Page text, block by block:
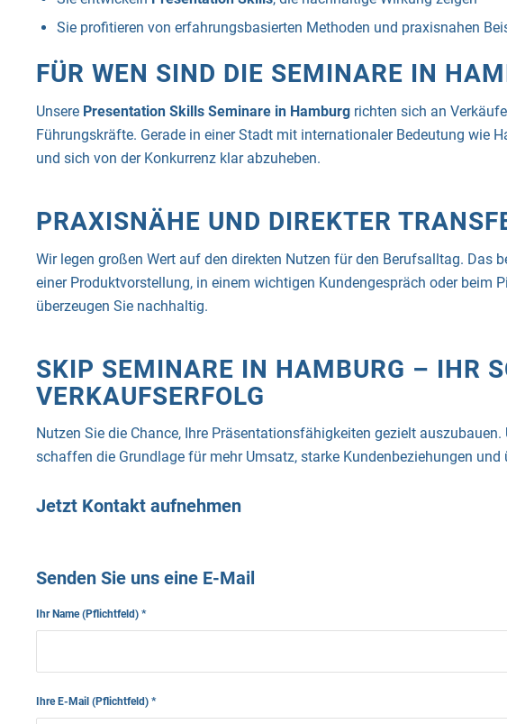
Sie profitieren von erfahrungsbasierten Methoden und praxisnahen
FÜR WEN SIND DIE SEMINARE IN
Unsere Presentation Skills Seminare in Hamburg richten sich an
Führungskräfte. Gerade in einer Stadt mit internationaler Bedeutung wie
und sich von der Konkurrenz klar abzuheben.
PRAXISNÄHE UND DIREKTER
Wir legen großen Wert auf den direkten Nutzen für den Berufsalltag. Das
einer Produktvorstellung, in einem wichtigen Kundengespräch oder beim
überzeugen Sie nachhaltig.
SKIP SEMINARE IN HAMBURG – IHR
VERKAUFSERFOLG
Nutzen Sie die Chance, Ihre Präsentationsfähigkeiten gezielt auszubauen.
schaffen die Grundlage für mehr Umsatz, starke Kundenbeziehungen
Jetzt Kontakt aufnehmen
Senden Sie uns eine E-Mail
Ihr Name (Pflichtfeld) *
Ihre E-Mail (Pflichtfeld) *